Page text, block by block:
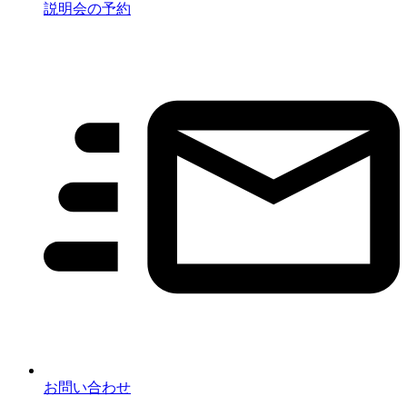
説明会の予約
お問い合わせ